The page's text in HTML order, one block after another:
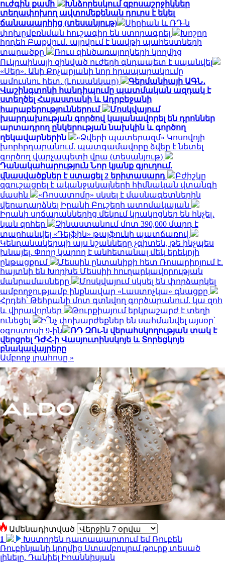
ուժգին քամի
Խնձորեսկում զբոսաշրջիկներ
տեղափոխող ավտոմեքենան դուրս է եկել
ճանապարհից (տեսանյութ)
Սիրիան և ՌԴ-ն
փոխըմբռնման հուշագիր են ստորագրել
Խոշոր
հրդեհ Բաքվում․ այրվում է նավթի պահեստների
տարածքը
Ռուս զինծառայողների կողմից
Ուկրաինայի զինված ուժերի գնդապետ է սպանվել
«Սեր». Անի Քոչարյանի նոր հրապարակումը
ամուսնու հետ. (Լուսանկար)
Գերմանիայի ԱԳՆ․
Վաշինգտոնի հանդիպումը պատմական ազդակ է
ստեղծել Հայաստանի և Ադրբեջանի
հարաբերություններում
Մոսկվայում
խարդախության գործով կալանավորել են դրոններ
արտադրող ընկերության նախկին և գործող
ղեկավարներին
«Ձվերի պատերազմ» Կոսովոյի
խորհրդարանում. պատգամավորը ձվեր է նետել
գործող վարչապետի վրա (տեսանյութ)
Դանակահարություն Նոր կյանք գյուղում.
վնասվածքներ է ստացել 2 երիտասարդ
Բժիշկը
զգուշացրել է ականջակալների հիմնական վտանգի
մասին
«Ռոսատոմը» սկսել է մասնագետներին
վերադարձնել Իրանի Բուշերի ատոմակայան
Իրանի սրճարաններից մեկում կրակոցներ են հնչել․
կան զոհեր
Չինաստանում մոտ 390,000 մարդ է
տարհանվել «Դելֆին» թայֆունի պատճառով
Կենդանակերպի այս նշանները չգիտեն, թե ինչպես
խնայել. Փողը կարող է անհետանալ մեկ երեկոյի
ընթացքում
Մեսսին ընտանիքի հետ Ռոսարիոյում է.
հայտնի են Խորխե Մեսսիի հուղարկավորության
մանրամասները
Մոսկվայում սկսել են փորձարկել
ամբողջությամբ ինքնավար «Լաստոչկա» գնացքը
Հրդեհ՝ Թեհրանի մոտ գտնվող գործարանում. կա զոհ
և վիրավորներ
Թուրքիայում երկրաշարժ է տեղի
ունեցել
Ի՞նչ փոխարժեքներ են սահմանվել այսօր՝
օգոստոսի 9-ին
ՌԴ ԶՈւ-ն վերահսկողության տակ է
վերցրել ԴԺՀ-ի Վասյուտինսկոյե և Տորեցկոյե
բնակավայրերը
Ամբողջ լրահոսը »
Ամենադիտված
1
Խստորեն դատապարտում եմ Ռուբեն
Ռուբինյանի կողմից Ստամբուլում թուրք տեսած
լինելը. Դանիել Իոաննիսյան